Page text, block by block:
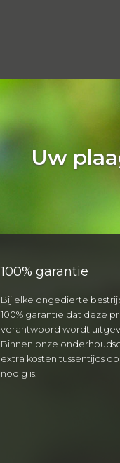
Uw
100% garantie
Bij elke ongedierte
100% garantie dat deze
verantwoord wordt
Binnen onze
extra kosten tussentijds
nodig is.